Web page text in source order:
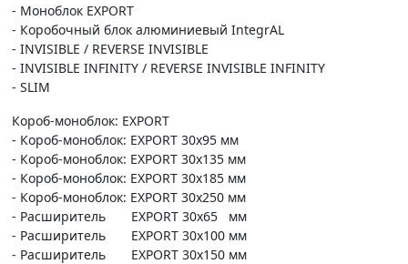
- Моноблок EXPORT
- Коробочный блок алюминиевый IntegrAL
- INVISIBLE / REVERSE INVISIBLE
- INVISIBLE INFINITY / REVERSE INVISIBLE INFINITY
- SLIM
Короб-моноблок: EXPORT
- Короб-моноблок: EXPORT 30х95 мм
- Короб-моноблок: EXPORT 30х135 мм
- Короб-моноблок: EXPORT 30х185 мм
- Короб-моноблок: EXPORT 30х250 мм
- Расширитель EXPORT 30х65 мм
- Расширитель EXPORT 30х100 мм
- Расширитель EXPORT 30х150 мм